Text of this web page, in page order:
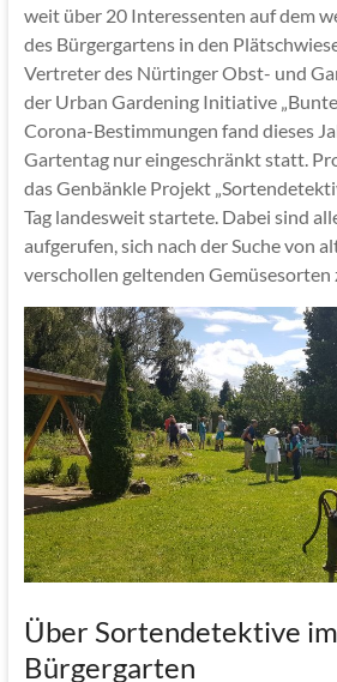
weit über 20 Interessenten auf dem
des Bürgergartens in den
Vertreter des Nürtinger Obst- und
der Urban Gardening Initiative
Corona-Bestimmungen fand dieses
Gartentag nur eingeschränkt statt.
das Genbänkle Projekt
Tag landesweit startete. Dabei sind
aufgerufen, sich nach der Suche von
verschollen geltenden Gemüsesorten
Über Sortendetektive im
Bürgergarten